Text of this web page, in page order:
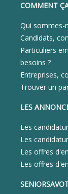
COMMENT
Qui sommes-
Candidats,
Particuliers
besoins ?
Entreprises,
Trouver un
LES
Les
Les
Les offres
Les offres